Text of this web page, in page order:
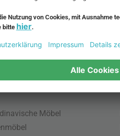
und zzgl.Versandkosten.
Möbel